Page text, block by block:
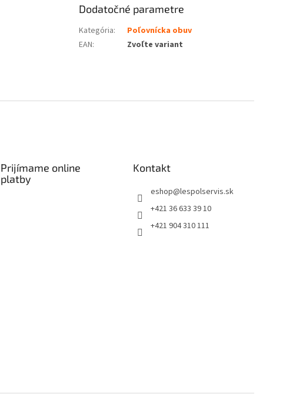
Dodatočné parametre
Kategória:
Poľovnícka obuv
EAN: Zvoľte variant
Prijímame online
platby
Kontakt
eshop@lespolservis.sk
+421 36 633 39 10
+421 904 310 111